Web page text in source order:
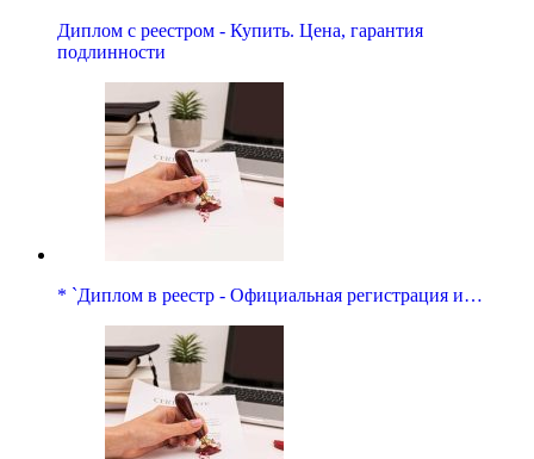
Диплом с реестром - Купить. Цена, гарантия
подлинности
* `Диплом в реестр - Официальная регистрация и…